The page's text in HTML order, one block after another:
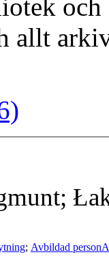
och
allt
; Avbildad person